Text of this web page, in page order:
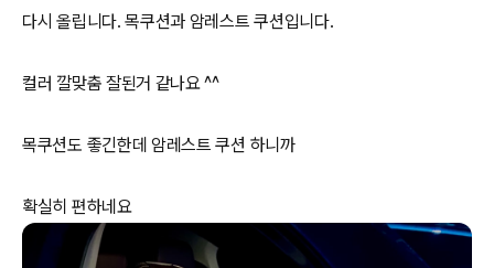
다시 올립니다. 목쿠션과 암레스트 쿠션입니다.
컬러 깔맞춤 잘된거 같나요 ^^
목쿠션도 좋긴한데 암레스트 쿠션 하니까
확실히 편하네요